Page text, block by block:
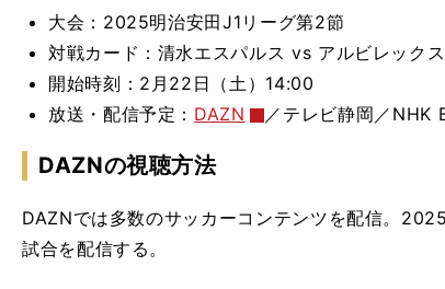
大会：2025明治安田J1リーグ第2節
対戦カード：清水エスパルス vs アルビレック
開始時刻：2月22日（土）14:00
放送・配信予定： DAZN ／テレビ静岡／NHK
DAZNの視聴方法
DAZNでは多数のサッカーコンテンツを配信。
試合を配信する。